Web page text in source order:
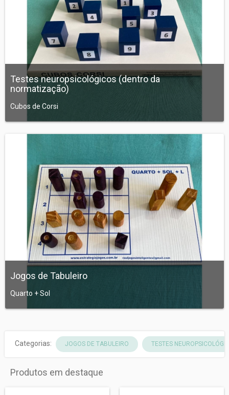
Testes neuropsicológicos (dentro da
normatização)
Cubos de Corsi
Jogos de Tabuleiro
Quarto + Sol
Categorias: JOGOS DE TABULEIRO TESTES
Produtos em destaque